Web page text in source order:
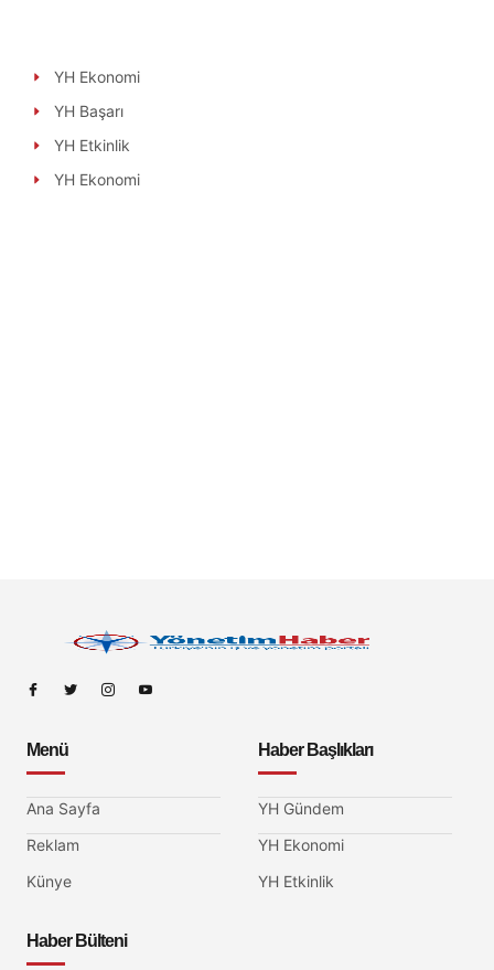
YH Ekonomi
YH Başarı
YH Etkinlik
YH Ekonomi
Menü
Ana Sayfa
Reklam
Künye
Haber Başlıkları
YH Gündem
YH Ekonomi
YH Etkinlik
Haber Bülteni